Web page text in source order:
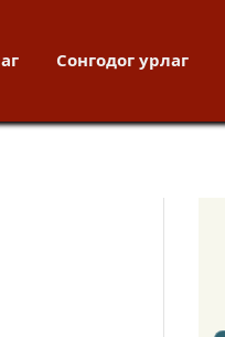
Сонгодог урлаг